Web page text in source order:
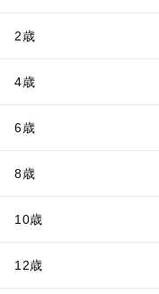
2歳
4歳
6歳
8歳
10歳
12歳